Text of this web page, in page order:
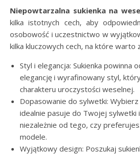
Niepowtarzalna sukienka na
kilka istotnych cech, aby
osobowość i uczestnictwo w
kilka kluczowych cech, na które warto
Styl i elegancja: Sukienka powinna
elegancję i wyrafinowany styl,
charakteru uroczystości weselnej.
Dopasowanie do sylwetki:
idealnie pasuje do Twojej sylwetki
niezależnie od tego, czy
modele.
Wyjątkowy design: Poszukaj